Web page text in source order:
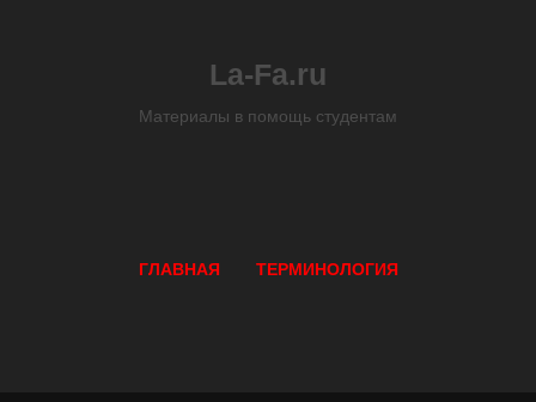
La-Fa.ru
Материалы в помощь студентам
ГЛАВНАЯ ТЕРМИНОЛОГИЯ